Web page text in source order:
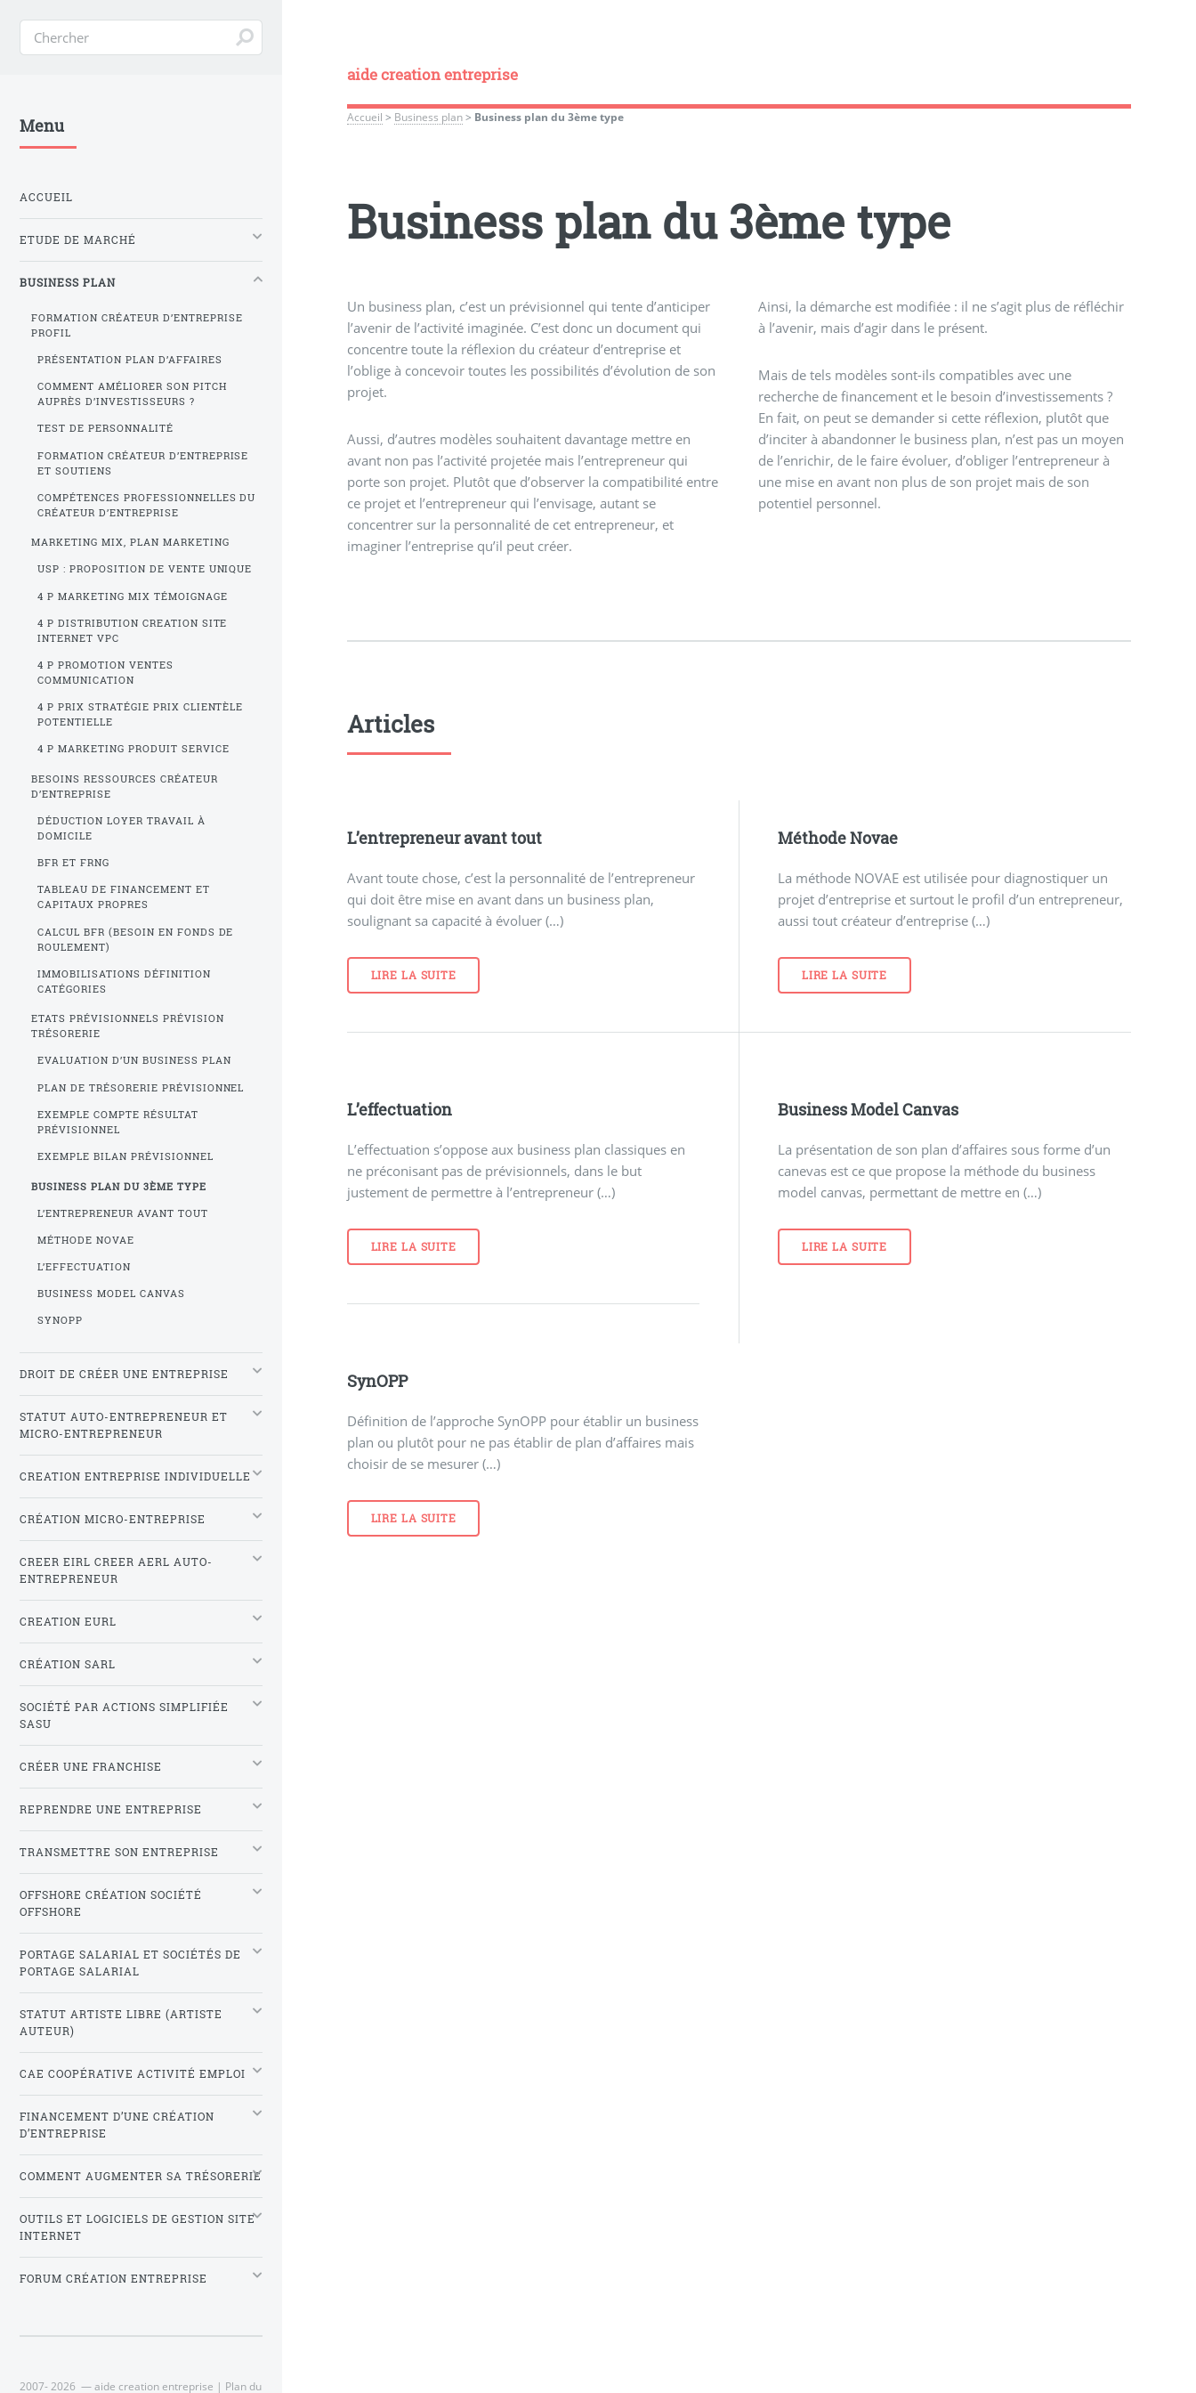
aide creation entreprise
Accueil > Business plan> Business plan du 3ème type
Business plan du 3ème type
Un business plan, c’est un prévisionnel qui tente d’anticiper
l’avenir de l’activité imaginée. C’est donc un document qui
concentre toute la réflexion du créateur d’entreprise et
l’oblige à concevoir toutes les possibilités d’évolution de son
projet.
Aussi, d’autres modèles souhaitent davantage mettre en
avant non pas l’activité projetée mais l’entrepreneur qui
porte son projet. Plutôt que d’observer la compatibilité entre
ce projet et l’entrepreneur qui l’envisage, autant se
concentrer sur la personnalité de cet entrepreneur, et
imaginer l’entreprise qu’il peut créer.
Ainsi, la démarche est modifiée : il ne s’agit plus de réfléchir
à l’avenir, mais d’agir dans le présent.
Mais de tels modèles sont-ils compatibles avec une
recherche de financement et le besoin d’investissements ?
En fait, on peut se demander si cette réflexion, plutôt que
d’inciter à abandonner le business plan, n’est pas un moyen
de l’enrichir, de le faire évoluer, d’obliger l’entrepreneur à
une mise en avant non plus de son projet mais de son
potentiel personnel.
Articles
L’entrepreneur avant tout
Avant toute chose, c’est la personnalité de l’entrepreneur
qui doit être mise en avant dans un business plan,
soulignant sa capacité à évoluer (…)
LIRE LA SUITE
Méthode Novae
La méthode NOVAE est utilisée pour diagnostiquer un
projet d’entreprise et surtout le profil d’un entrepreneur,
aussi tout créateur d’entreprise (…)
LIRE LA SUITE
L’effectuation
L’effectuation s’oppose aux business plan classiques en
ne préconisant pas de prévisionnels, dans le but
justement de permettre à l’entrepreneur (…)
LIRE LA SUITE
Business Model Canvas
La présentation de son plan d’affaires sous forme d’un
canevas est ce que propose la méthode du business
model canvas, permettant de mettre en (…)
LIRE LA SUITE
SynOPP
Définition de l’approche SynOPP pour établir un business
plan ou plutôt pour ne pas établir de plan d’affaires mais
choisir de se mesurer (…)
LIRE LA SUITE
Menu
ACCUEIL
ETUDE DE MARCHÉ
BUSINESS PLAN
FORMATION CRÉATEUR D’ENTREPRISE
PROFIL
PRÉSENTATION PLAN D’AFFAIRES
COMMENT AMÉLIORER SON PITCH
AUPRÈS D’INVESTISSEURS ?
TEST DE PERSONNALITÉ
FORMATION CRÉATEUR D’ENTREPRISE
ET SOUTIENS
COMPÉTENCES PROFESSIONNELLES DU
CRÉATEUR D’ENTREPRISE
MARKETING MIX, PLAN MARKETING
USP : PROPOSITION DE VENTE UNIQUE
4 P MARKETING MIX TÉMOIGNAGE
4 P DISTRIBUTION CREATION SITE
INTERNET VPC
4 P PROMOTION VENTES
COMMUNICATION
4 P PRIX STRATÉGIE PRIX CLIENTÈLE
POTENTIELLE
4 P MARKETING PRODUIT SERVICE
BESOINS RESSOURCES CRÉATEUR
D’ENTREPRISE
DÉDUCTION LOYER TRAVAIL À
DOMICILE
BFR ET FRNG
TABLEAU DE FINANCEMENT ET
CAPITAUX PROPRES
CALCUL BFR (BESOIN EN FONDS DE
ROULEMENT)
IMMOBILISATIONS DÉFINITION
CATÉGORIES
ETATS PRÉVISIONNELS PRÉVISION
TRÉSORERIE
EVALUATION D’UN BUSINESS PLAN
PLAN DE TRÉSORERIE PRÉVISIONNEL
EXEMPLE COMPTE RÉSULTAT
PRÉVISIONNEL
EXEMPLE BILAN PRÉVISIONNEL
BUSINESS PLAN DU 3ÈME TYPE
L’ENTREPRENEUR AVANT TOUT
MÉTHODE NOVAE
L’EFFECTUATION
BUSINESS MODEL CANVAS
SYNOPP
DROIT DE CRÉER UNE ENTREPRISE
STATUT AUTO-ENTREPRENEUR ET
MICRO-ENTREPRENEUR
CREATION ENTREPRISE INDIVIDUELLE
CRÉATION MICRO-ENTREPRISE
CREER EIRL CREER AERL AUTO-
ENTREPRENEUR
CREATION EURL
CRÉATION SARL
SOCIÉTÉ PAR ACTIONS SIMPLIFIÉE
SASU
CRÉER UNE FRANCHISE
REPRENDRE UNE ENTREPRISE
TRANSMETTRE SON ENTREPRISE
OFFSHORE CRÉATION SOCIÉTÉ
OFFSHORE
PORTAGE SALARIAL ET SOCIÉTÉS DE
PORTAGE SALARIAL
STATUT ARTISTE LIBRE (ARTISTE
AUTEUR)
CAE COOPÉRATIVE ACTIVITÉ EMPLOI
FINANCEMENT D’UNE CRÉATION
D’ENTREPRISE
COMMENT AUGMENTER SA TRÉSORERIE
OUTILS ET LOGICIELS DE GESTION SITE
INTERNET
FORUM CRÉATION ENTREPRISE
2007- 2026 — aide creation entreprise | Plan du